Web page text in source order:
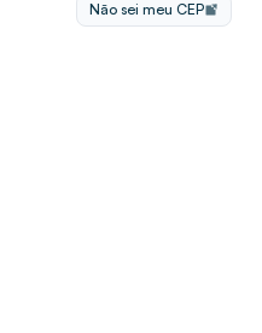
Não sei meu CEP